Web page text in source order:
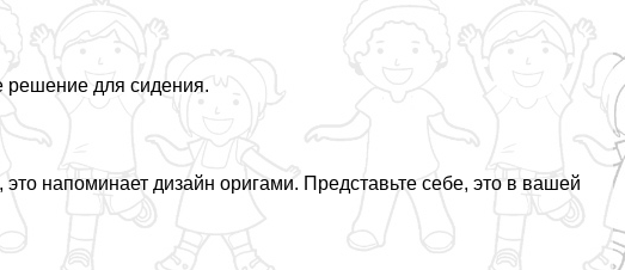
решение для сидения.
напоминает дизайн оригами. Представьте себе, это в вашей